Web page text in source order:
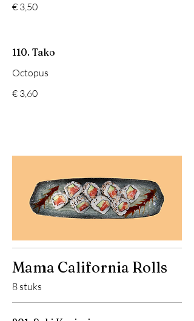
€ 3,50
110. Tako
Octopus
€ 3,60
Mama California Rolls
8 stuks